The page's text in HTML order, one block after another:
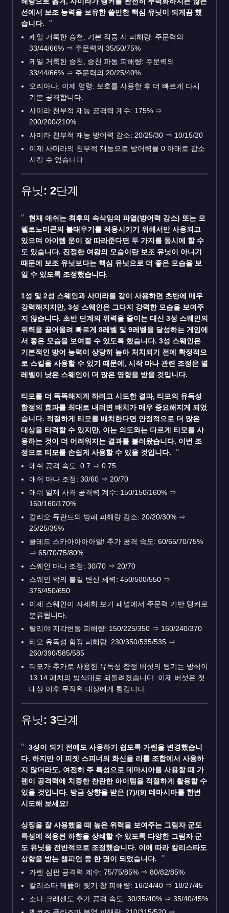
선에서 보조 능력을 보유한 쓸만한 핵심 유닛이 되게끔 했
습니다.
케일 거룩한 승천, 기본 적중 시 피해량: 주문력의
33/44/66% ⇒ 주문력의 35/50/75%
케일 거룩한 승천, 승천 파동 피해량: 주문력의
33/44/66% ⇒ 주문력의 20/25/40%
오리아나: 이제 명령: 보호를 사용한 후 더 빠르게 다시
기본 공격합니다.
사미라 천부적 재능 공격력 계수: 175% ⇒
200/200/210%
사미라 천부적 재능 방어력 감소: 20/25/30 ⇒ 10/15/20
이제 사미라의 천부적 재능으로 방어력을 0 아래로 감소
시킬 수 없습니다.
유닛: 2단계
현재 애쉬 는 최후의 속삭임의 파열(방어력 감소) 또는 모
렐로노미콘의 불태우기를 적용시키기 위해서만 사용되고
있으며 아이템 운이 잘 따라준다면 두 가지를 동시에 할 수
도 있습니다. 진정한 여왕의 모습이란 보조 유닛이 아니기
때문에 보조 유닛보다는 핵심 유닛으로 더 좋은 모습을 보
일 수 있도록 조정했습니다.
1성 및 2성 스웨인 과 사미라를 같이 사용하면 초반에 매우
강력해지지만, 3성 스웨인은 그다지 강력한 모습을 보여주
지 않습니다. 초반 단계의 위력을 줄이는 대신 3성 스웨인의
위력을 끌어올려 빠르게 8레벨 및 9레벨을 달성하는 게임에
서 좋은 모습을 보여줄 수 있도록 했습니다. 3성 스웨인은
기본적인 방어 능력이 상당히 높아 처치되기 전에 확정적으
로 스킬을 사용할 수 있기 때문에, 시작 마나 관련 조정은 별
레벨이 낮은 스웨인이 더 많은 영향을 받을 것입니다.
티모를 더 똑똑해지게 하려고 시도한 결과, 티모의 유독성
함정의 효과를 최대로 내려면 배치가 매우 중요해지게 되었
습니다. 적절하게 티모를 배치한다면 안정적으로 더 많은
대상을 타격할 수 있지만, 이는 의도와는 다르게 티모를 사
용하는 것이 더 어려워지는 결과를 불러왔습니다. 이번 조
정으로 티모를 손쉽게 사용할 수 있을 것입니다.
애쉬 공격 속도: 0.7 ⇒ 0.75
애쉬 마나 조정: 30/60 ⇒ 20/70
애쉬 일제 사격 공격력 계수: 150/150/160% ⇒
160/160/170%
갈리오 듀란드의 방패 피해량 감소: 20/20/30% ⇒
25/25/35%
클레드 스카아아아아알! 추가 공격 속도: 60/65/70/75%
⇒ 65/70/75/80%
스웨인 마나 조정: 30/70 ⇒ 20/70
스웨인 악의 불길 변신 체력: 450/500/550 ⇒
375/450/650
이제 스웨인이 자세히 보기 패널에서 주문력 기반 탱커로
분류됩니다.
탈리야 지각변동 피해량: 150/225/350 ⇒ 160/240/370
티모 유독성 함정 피해량: 230/350/535/535 ⇒
260/390/585/585
티모가 추가로 사용한 유독성 함정 버섯의 튕기는 방식이
13.14 패치의 방식대로 되돌려졌습니다. 이제 버섯은 첫
대상 이후 무작위 대상에게 튕깁니다.
유닛: 3단계
3성이 되기 전에도 사용하기 쉽도록 가렌 을 변경했습니
다. 하지만 이 피젯 스피너의 화신을 리롤 조합에서 사용하
지 않더라도, 여전히 주 특성으로 데마시아를 사용할 때 가
렌이 공격력에 치중한 찬란한 아이템을 적절하게 활용할 수
있을 것입니다. 방금 상향을 받은 (7)/(9) 데마시아를 한번
시도해 보세요!
상징을 잘 사용했을 때 높은 위력을 보여주는 그림자 군도
특성에 적용된 하향을 상쇄할 수 있도록 다양한 그림자 군
도 유닛을 전반적으로 조정했습니다. 이에 따라 칼리스타도
상향을 받는 챔피언 중 한 명이 되었습니다.
가렌 심판 공격력 계수: 75/75/85% ⇒ 80/82/85%
칼리스타 꿰뚫어 찢기 창 피해량: 16/24/40 ⇒ 18/27/45
소나 크레센도 추가 공격 속도: 30/35/40% ⇒ 35/40/45%